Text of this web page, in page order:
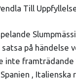
Till
på
,